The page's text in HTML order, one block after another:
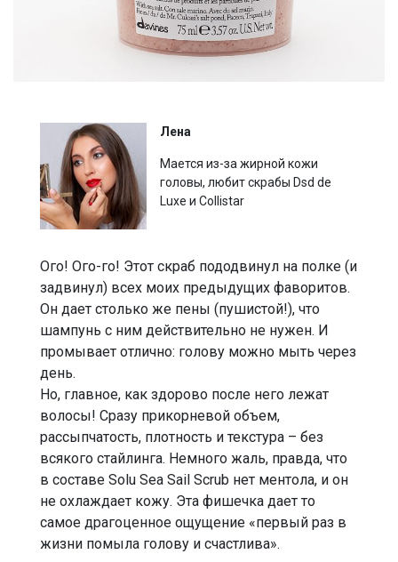
Лена
Мается из-за жирной кожи
головы, любит скрабы Dsd de
Luxe и Collistar
Ого! Ого-го! Этот скраб пододвинул на полке (и
задвинул) всех моих предыдущих фаворитов.
Он дает столько же пены (пушистой!), что
шампунь с ним действительно не нужен. И
промывает отлично: голову можно мыть через
день.
Но, главное, как здорово после него лежат
волосы! Сразу прикорневой объем,
рассыпчатость, плотность и текстура – без
всякого стайлинга. Немного жаль, правда, что
в составе Solu Sea Sail Scrub нет ментола, и он
не охлаждает кожу. Эта фишечка дает то
самое драгоценное ощущение «первый раз в
жизни помыла голову и счастлива».